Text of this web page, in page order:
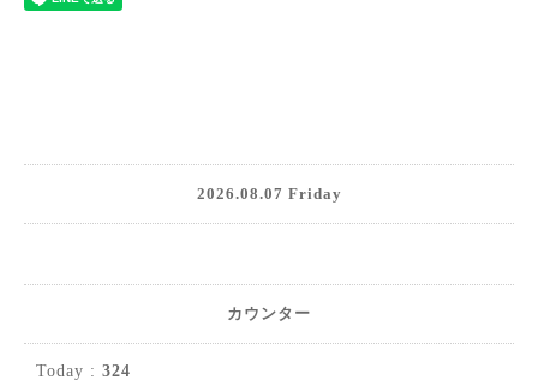
2026.08.07 Friday
カウンター
Today : 324